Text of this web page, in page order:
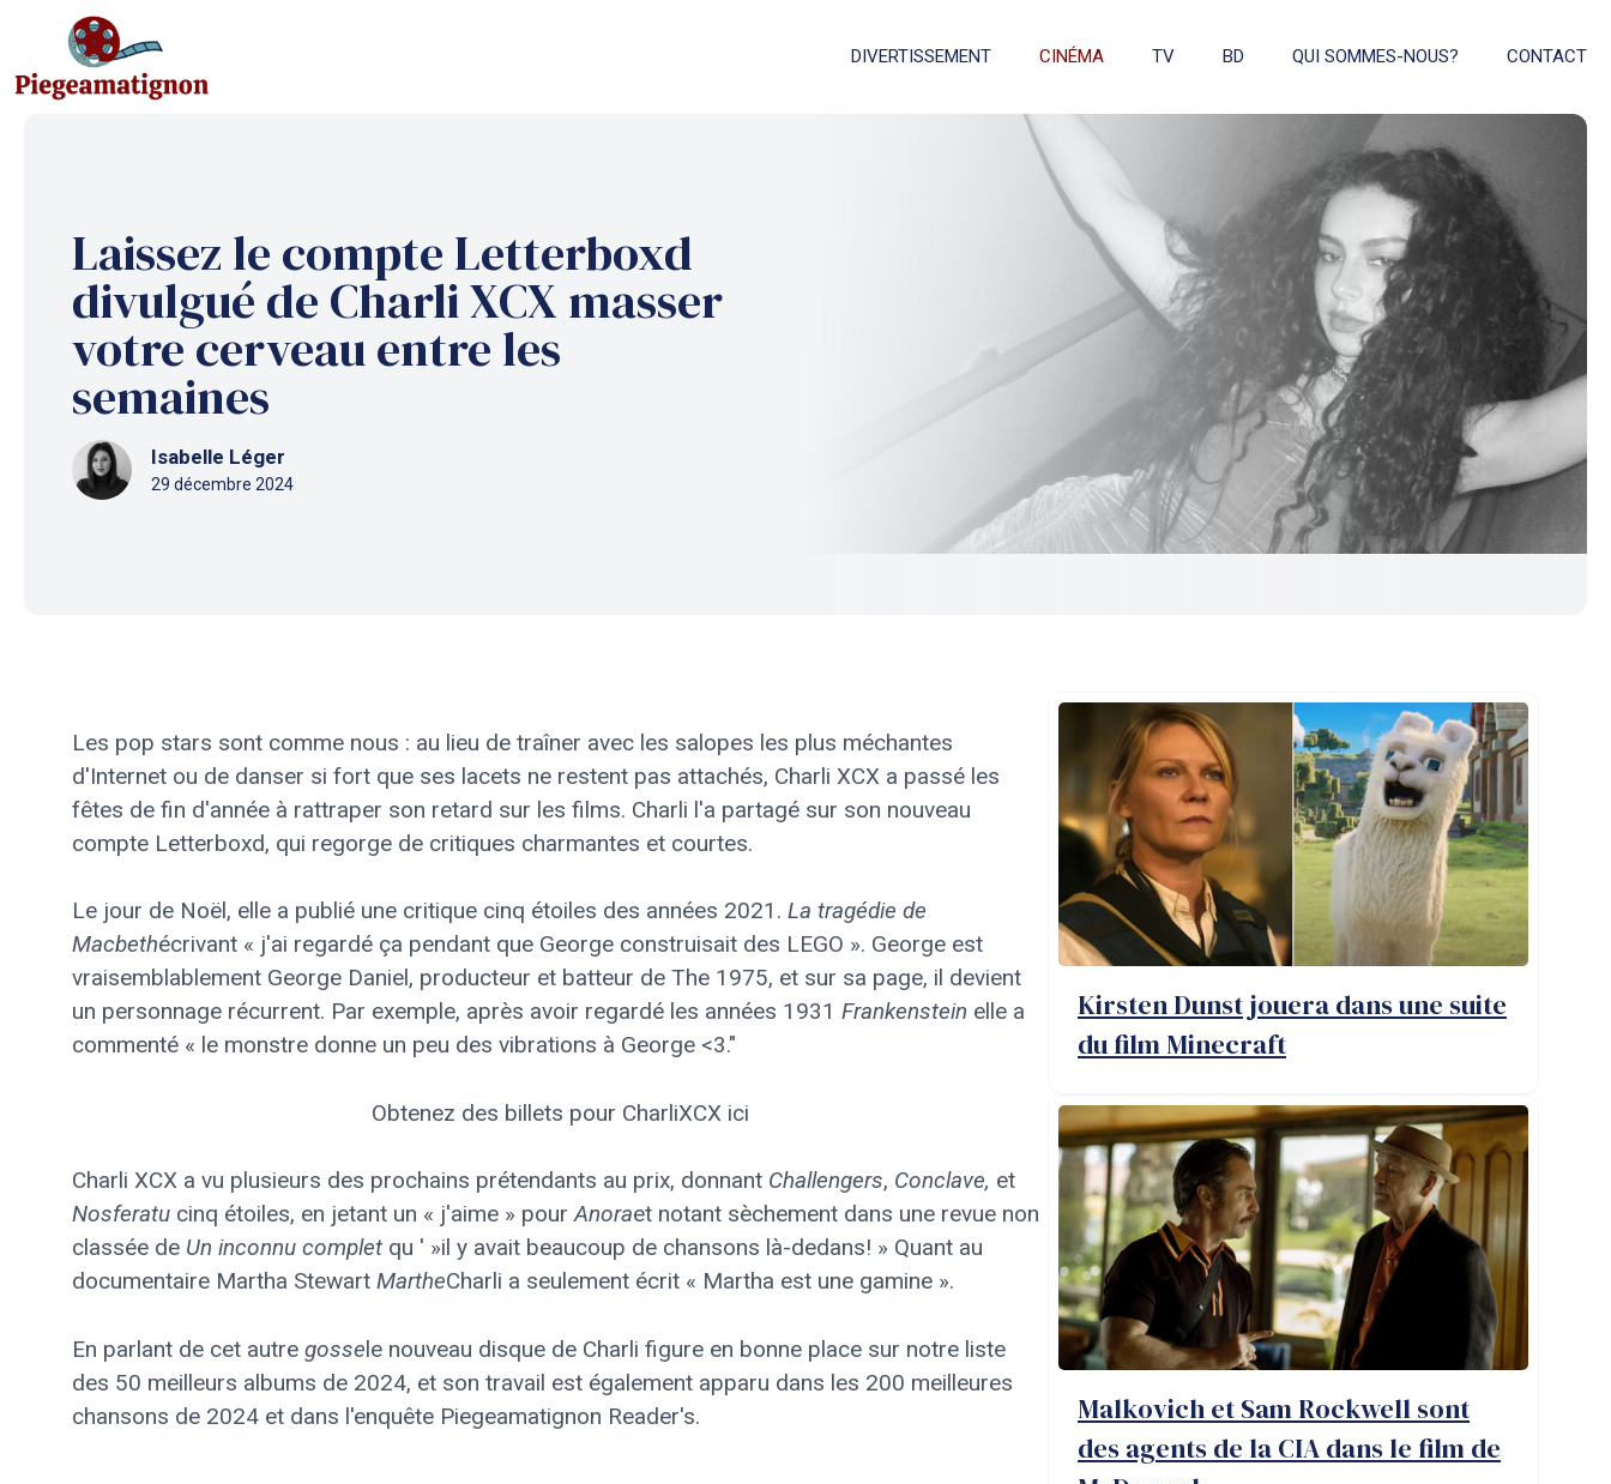
contenu
DIVERTISSEMENT CINÉMA TV BD QUI SOMMES-NOUS? CONTACT
Laissez le compte Letterboxd
divulgué de Charli XCX masser
votre cerveau entre les
semaines
Isabelle Léger
29 décembre 2024
Les pop stars sont comme nous : au lieu de traîner avec les salopes les plus méchantes
d'Internet ou de danser si fort que ses lacets ne restent pas attachés, Charli XCX a passé les
fêtes de fin d'année à rattraper son retard sur les films. Charli l'a partagé sur son nouveau
compte Letterboxd, qui regorge de critiques charmantes et courtes.
Le jour de Noël, elle a publié une critique cinq étoiles des années 2021. La tragédie de
Macbethécrivant « j'ai regardé ça pendant que George construisait des LEGO ». George est
vraisemblablement George Daniel, producteur et batteur de The 1975, et sur sa page, il devient
un personnage récurrent. Par exemple, après avoir regardé les années 1931 Frankenstein elle a
commenté « le monstre donne un peu des vibrations à George <3."
Obtenez des billets pour CharliXCX ici
Charli XCX a vu plusieurs des prochains prétendants au prix, donnant Challengers, Conclave, et
Nosferatu cinq étoiles, en jetant un « j'aime » pourAnoraet notant sèchement dans une revue non
classée de Un inconnu complet qu ' »il y avait beaucoup de chansons là-dedans! » Quant au
documentaire Martha Stewart MartheCharli a seulement écrit « Martha est une gamine ».
En parlant de cet autre gossele nouveau disque de Charli figure en bonne place sur notre liste
des 50 meilleurs albums de 2024, et son travail est également apparu dans les 200 meilleures
chansons de 2024 et dans l'enquête Piegeamatignon Reader's.
Kirsten Dunst jouera dans une suite
du film Minecraft
Malkovich et Sam Rockwell sont
des agents de la CIA dans le film de